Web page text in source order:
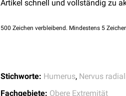
Artikel schnell und vollständig zu
500 Zeichen verbleibend. Mindestens 5
Stichworte: Humerus, Nervus
Fachgebiete: Obere Extremität